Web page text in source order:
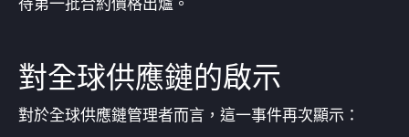
對全球供應鏈的啟示
對於全球供應鏈管理者而言，這一事件再次顯示：